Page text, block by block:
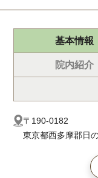
基本情報
院内紹介
〒190-0182
東京都西多摩郡日